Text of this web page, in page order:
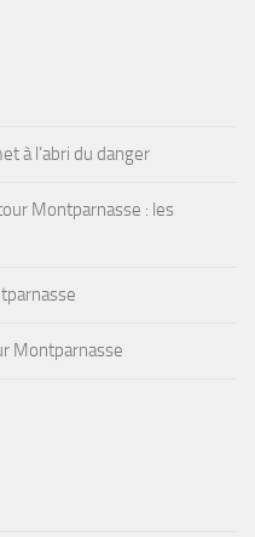
à l’abri du danger
Montparnasse : les
Montparnasse